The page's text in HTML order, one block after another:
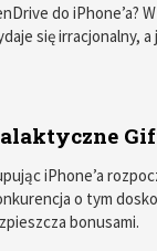
do iPhone’a?
się irracjonalny,
iPhone’a
o tym
bonusami.